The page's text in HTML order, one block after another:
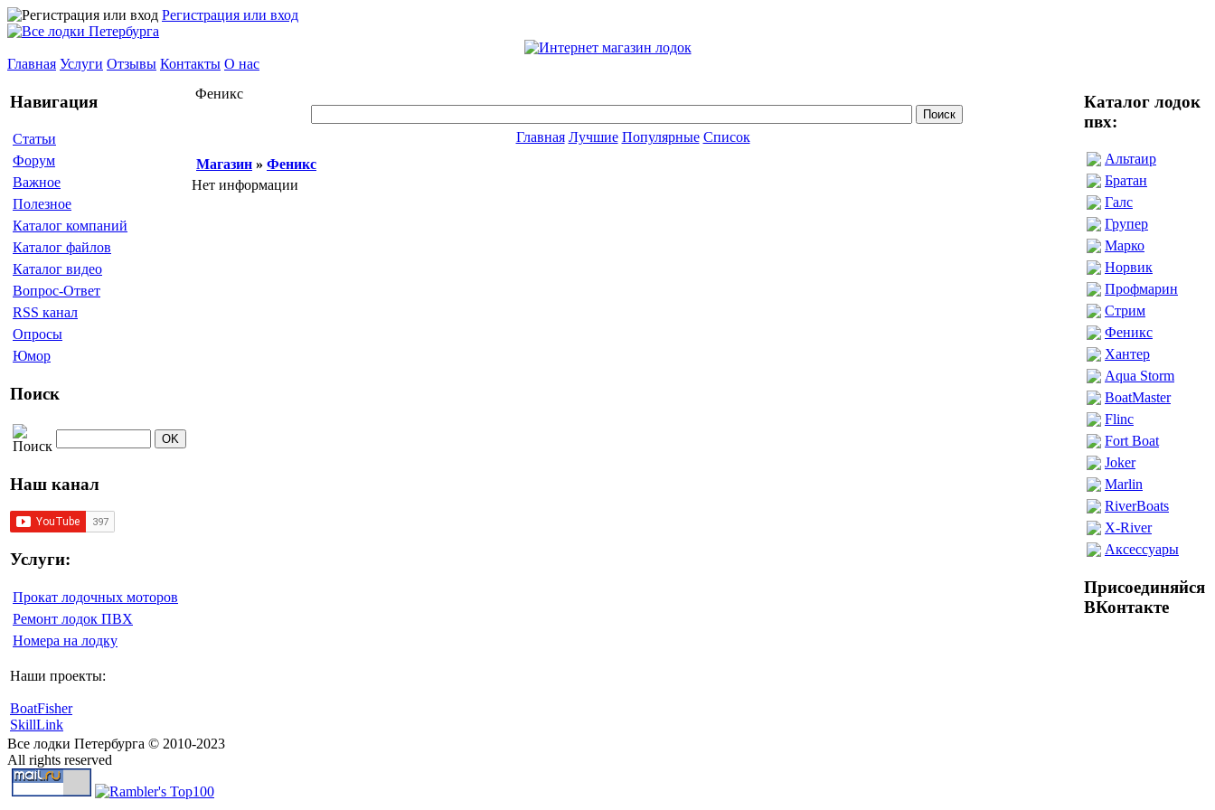
Регистрация или вход
Главная Услуги Отзывы Контакты О нас
Навигация
Статьи
Форум
Важное
Полезное
Каталог компаний
Каталог файлов
Каталог видео
Вопрос-Ответ
RSS канал
Опросы
Юмор
Поиск
Наш канал
Услуги:
Прокат лодочных моторов
Ремонт лодок ПВХ
Номера на лодку
Наши проекты:
BoatFisher
SkillLink
Феникс
Главная Лучшие Популярные Список
Магазин » Феникс
Нет информации
Каталог лодок
пвх:
Альтаир
Братан
Галс
Групер
Марко
Норвик
Профмарин
Стрим
Феникс
Хантер
Aqua Storm
BoatMaster
Flinc
Fort Boat
Joker
Marlin
RiverBoats
X-River
Аксессуары
Присоединяйся
ВКонтакте
Все лодки Петербурга © 2010-2023
All rights reserved